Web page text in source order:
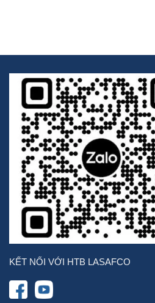
KẾT NỐI VỚI HTB LASAFCO